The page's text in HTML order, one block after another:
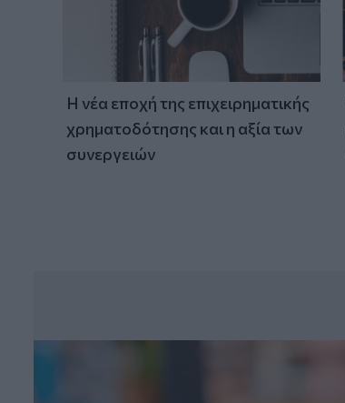
Η νέα εποχή της επιχειρηματικής
χρηματοδότησης και η αξία των
συνεργειών